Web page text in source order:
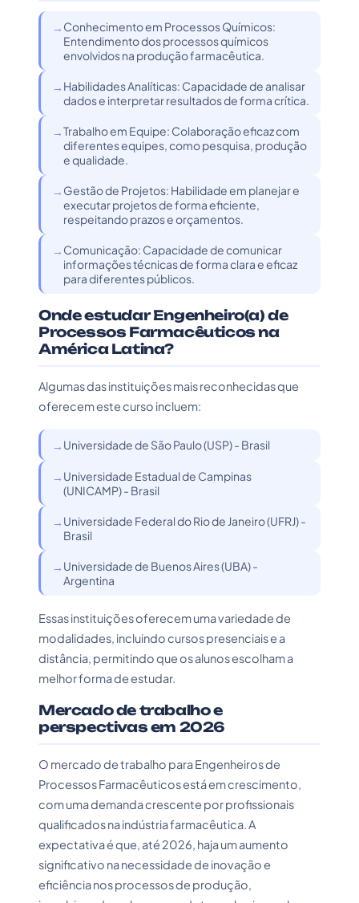
Conhecimento em Processos Químicos:
Entendimento dos processos químicos
envolvidos na produção farmacêutica.
Habilidades Analíticas: Capacidade de analisar
dados e interpretar resultados de forma crítica.
Trabalho em Equipe: Colaboração eficaz com
diferentes equipes, como pesquisa, produção
e qualidade.
Gestão de Projetos: Habilidade em planejar e
executar projetos de forma eficiente,
respeitando prazos e orçamentos.
Comunicação: Capacidade de comunicar
informações técnicas de forma clara e eficaz
para diferentes públicos.
Onde estudar Engenheiro(a) de
Processos Farmacêuticos na
América Latina?
Algumas das instituições mais reconhecidas que
oferecem este curso incluem:
Universidade de São Paulo (USP) - Brasil
Universidade Estadual de Campinas
(UNICAMP) - Brasil
Universidade Federal do Rio de Janeiro (UFRJ) -
Brasil
Universidade de Buenos Aires (UBA) -
Argentina
Essas instituições oferecem uma variedade de
modalidades, incluindo cursos presenciais e a
distância, permitindo que os alunos escolham a
melhor forma de estudar.
Mercado de trabalho e
perspectivas em 2026
O mercado de trabalho para Engenheiros de
Processos Farmacêuticos está em crescimento,
com uma demanda crescente por profissionais
qualificados na indústria farmacêutica. A
expectativa é que, até 2026, haja um aumento
significativo na necessidade de inovação e
eficiência nos processos de produção,